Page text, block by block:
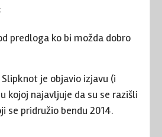
predloga ko bi možda dobro
je objavio izjavu (i
kojoj najavljuje da su se razišli
se pridružio bendu 2014.